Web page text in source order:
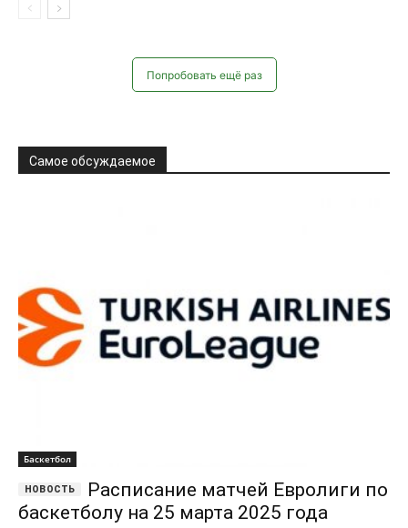
Попробовать ещё раз
Самое обсуждаемое
Баскетбол
Расписание матчей Евролиги по
баскетболу на 25 марта 2025 года